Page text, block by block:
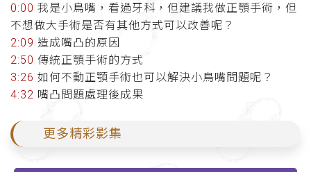
0:00 我是小鳥嘴，看過牙科，但建議我做正顎手術，但
不想做大手術是否有其他方式可以改善呢？
2:09 造成嘴凸的原因
2:50 傳統正顎手術的方式
3:26 如何不動正顎手術也可以解決小鳥嘴問題呢？
4:32 嘴凸問題處理後成果
更多精彩影集